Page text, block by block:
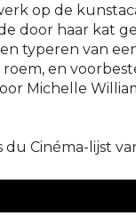
op de
door haar kat
typeren van
en
Michelle
Cinéma-lijst